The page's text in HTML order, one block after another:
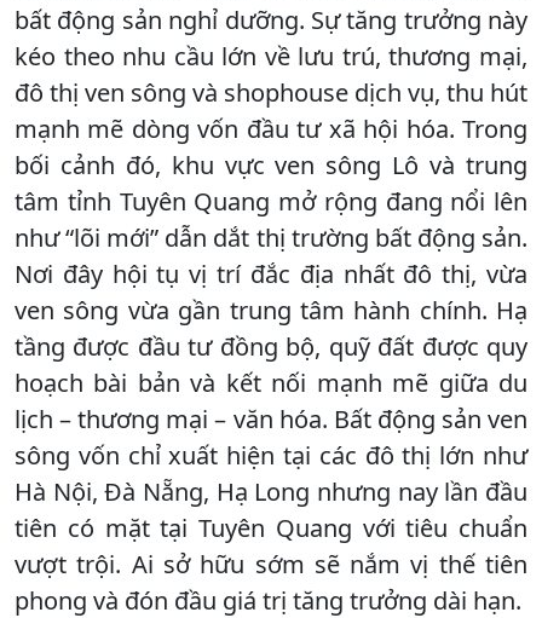
bất động sản nghỉ dưỡng. Sự tăng trưởng này
kéo theo nhu cầu lớn về lưu trú, thương mại,
đô thị ven sông và shophouse dịch vụ, thu hút
mạnh mẽ dòng vốn đầu tư xã hội hóa. Trong
bối cảnh đó, khu vực ven sông Lô và trung
tâm tỉnh Tuyên Quang mở rộng đang nổi lên
như “lõi mới” dẫn dắt thị trường bất động sản.
Nơi đây hội tụ vị trí đắc địa nhất đô thị, vừa
ven sông vừa gần trung tâm hành chính. Hạ
tầng được đầu tư đồng bộ, quỹ đất được quy
hoạch bài bản và kết nối mạnh mẽ giữa du
lịch – thương mại – văn hóa. Bất động sản ven
sông vốn chỉ xuất hiện tại các đô thị lớn như
Hà Nội, Đà Nẵng, Hạ Long nhưng nay lần đầu
tiên có mặt tại Tuyên Quang với tiêu chuẩn
vượt trội. Ai sở hữu sớm sẽ nắm vị thế tiên
phong và đón đầu giá trị tăng trưởng dài hạn.